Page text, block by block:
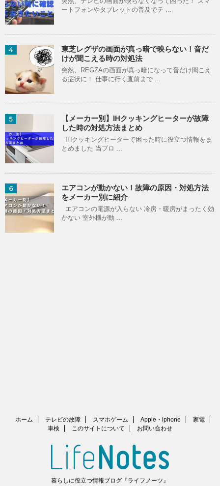
ートフォンやタブレットの普及でテ ...
4
東芝レグザの画面が真っ暗で映らない！音だ
けが聞こえる時の対処法
突然、REGZAの画面が真っ暗になって音だけ聞こえ
る症状に！ 仕事に行く直前まで ...
5
【メーカー別】IHクッキングヒーターが故障
した時の対処方法まとめ
IHクッキングヒーターで困った時に役立つ情報をま
とめました 当ブロ ...
6
エアコンが動かない！故障の原因・対処方法
をメーカー別に紹介
エアコンの電源が入らない 冷房・暖房がまったく効
かない 室外機が動 ...
ホーム テレビの故障 スマホゲーム Apple・iphone
家電
車検
このサイトについて お問い合わせ
暮らしに役立つ情報ブログ『ライフノーツ』